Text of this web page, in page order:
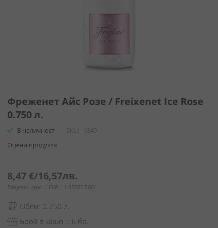
към
началото
на
галерия
снимки
Фреженет Айс Розе / Freixenet Ice Rose
0.750 л.
В наличност SKU
1349
Оцени продукта
8,47 €/16,57лв.
Валутен курс: 1 EUR = 1.95583 BGN
Обем: 0.750 л.
Брой в кашон: 6 бр.